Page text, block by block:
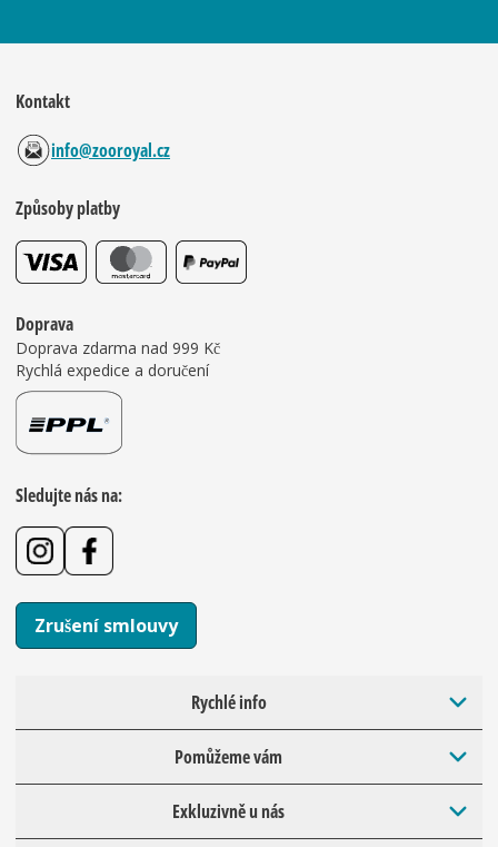
Kontakt
info@zooroyal.cz
Způsoby platby
Doprava
Doprava zdarma nad 999 Kč
Rychlá expedice a doručení
Sledujte nás na:
Zrušení smlouvy
Rychlé info
Pomůžeme vám
Exkluzivně u nás